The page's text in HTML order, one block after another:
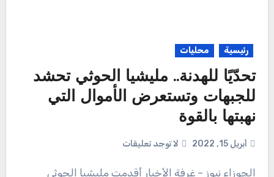
رئيسية محليات
تحدّيًا للهدنة.. مليشيا الحوثي تحشد
للجبهات وتستعرض الأموال التي
نهبتها بالقوة
أبريل 15, 2022 لا توجد تعليقات